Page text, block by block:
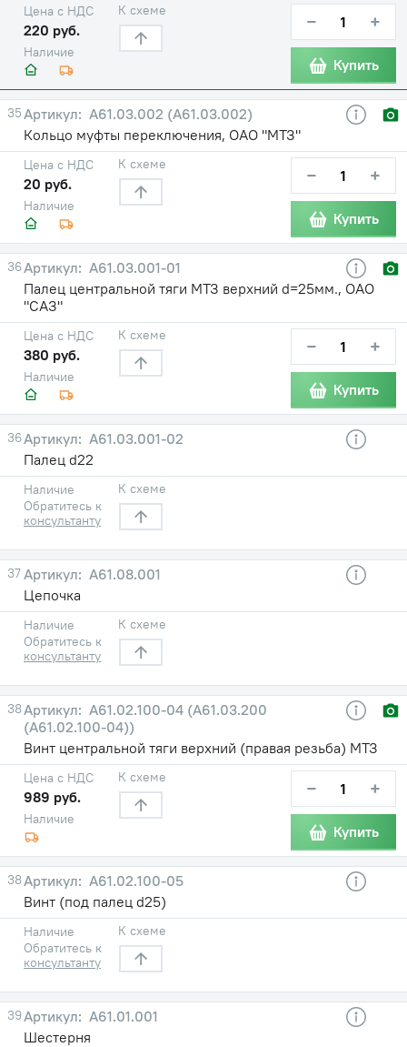
Наличие
Цена с НДС
220 руб.
К схеме − +
Купить
35
A61.03.002 (А61.03.002)
Кольцо муфты переключения, ОАО "МТЗ"
Наличие
Цена с НДС
20 руб.
К схеме − +
Купить
36
А61.03.001-01
Палец центральной тяги МТЗ верхний d=25мм., ОАО
"САЗ"
Наличие
Цена с НДС
380 руб.
К схеме − +
Купить
36
A61.03.001-02
Палец d22
Наличие
Обратитесь к
консультанту
К схеме
37
A61.08.001
Цепочка
Наличие
Обратитесь к
консультанту
К схеме
38
A61.02.100-04 (А61.03.200
(А61.02.100-04))
Винт центральной тяги верхний (правая резьба) МТЗ
Наличие
Цена с НДС
989 руб.
К схеме − +
Купить
38
А61.02.100-05
Винт (под палец d25)
Наличие
Обратитесь к
консультанту
К схеме
39
A61.01.001
Шестерня